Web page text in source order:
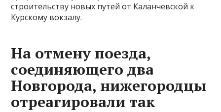
строительству новых путей от Каланчевской к
Курскому вокзалу.
На отмену поезда,
соединяющего два
Новгорода, нижегородцы
отреагировали так